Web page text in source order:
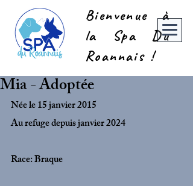
Bienvenue à
la Spa Du
Roannais !
Mia - Adoptée
Née le 15 janvier 2015
Au refuge depuis janvier 2024
Race: Braque